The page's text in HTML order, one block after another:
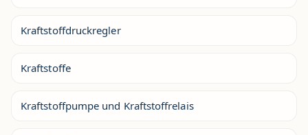
Kraftstoffdruckregler
Kraftstoffe
Kraftstoffpumpe und Kraftstoffrelais